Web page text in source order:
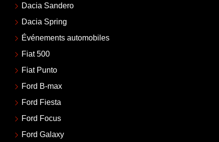
Dacia Sandero
Dacia Spring
Événements automobiles
Fiat 500
Fiat Punto
Ford B-max
Ford Fiesta
Ford Focus
Ford Galaxy